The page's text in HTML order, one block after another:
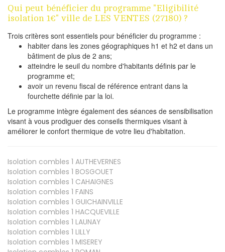
Qui peut bénéficier du programme "Eligibilité
isolation 1€" ville de LES VENTES (27180) ?
Trois critères sont essentiels pour bénéficier du programme :
habiter dans les zones géographiques h1 et h2 et dans un
bâtiment de plus de 2 ans;
atteindre le seuil du nombre d'habitants définis par le
programme et;
avoir un revenu fiscal de référence entrant dans la
fourchette définie par la loi.
Le programme intègre également des séances de sensibilisation
visant à vous prodiguer des conseils thermiques visant à
améliorer le confort thermique de votre lieu d'habitation.
Isolation combles 1 AUTHEVERNES
Isolation combles 1 BOSGOUET
Isolation combles 1 CAHAIGNES
Isolation combles 1 FAINS
Isolation combles 1 GUICHAINVILLE
Isolation combles 1 HACQUEVILLE
Isolation combles 1 LAUNAY
Isolation combles 1 LILLY
Isolation combles 1 MISEREY